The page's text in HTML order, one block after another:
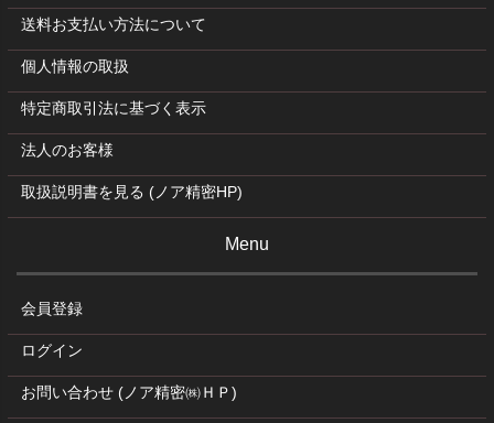
送料お支払い方法について
個人情報の取扱
特定商取引法に基づく表示
法人のお客様
取扱説明書を見る (ノア精密HP)
Menu
会員登録
ログイン
お問い合わせ (ノア精密㈱ＨＰ)